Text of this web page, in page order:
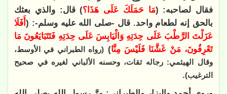
فقال لصاحبه: (مَا حَمَلَكَ عَلَى هَذَا؟) قال: والذي بعثك
بالحق إنه لطعام واحد. قال -صلى الله عليه وسلم-: ( أَفَلَا
عَزَلْتَ الرَّطْبَ عَلَى حِدَتِهِ وَالْيَابِسَ عَلَى حِدَتِهِ فَتَتَبَايَعُونَ مَا
تَعْرِفُونَ، مَنْ غَشَّنَا فَلَيْسَ مِنَّا) (رواه الطبراني في الأوسط،
وقال الهيثمي: رجاله ثقات، وحسنه الألباني لغيره في صحيح
الترغيب).